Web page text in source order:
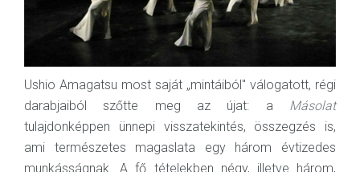
Ushio Amagatsu most saját „mintáiból" válogatott, régi
darabjaiból szőtte meg az újat: a Másolat
tulajdonképpen ünnepi visszatekintés, összegzés is,
ami természetes magaslata egy három évtizedes
munkásságnak. A fő tételekben négy, illetve három,